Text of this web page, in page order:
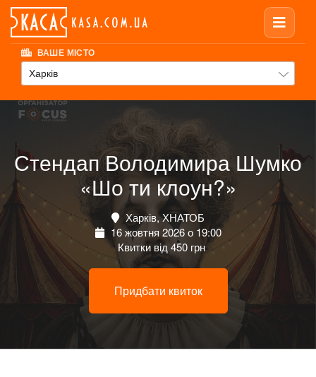
ВАШЕ МІСТО
Харків
Стендап Володимира Шумко
«Шо ти клоун?»
Харків, ХНАТОБ
16 жовтня 2026 о 19:00
Квитки від 450 грн
Придбати квиток